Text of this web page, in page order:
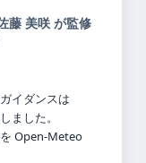
藤 美咲 が監修
イダンスは
ました。
Open-Meteo